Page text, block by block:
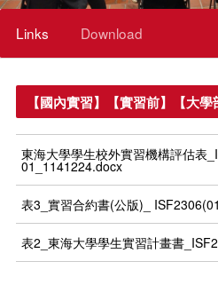
Links Download
【國內實習】【實習前】【大
東海大學學生校外實習機構評估表
01_1141224.docx
表3_實習合約書(公版)_
表2_東海大學學生實習計畫書